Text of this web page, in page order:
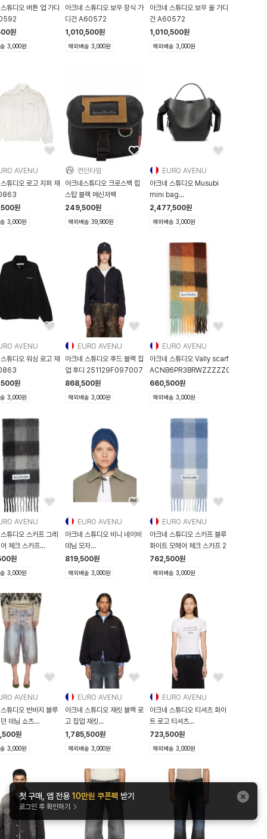
첫 구매, 앱 전용 10만원 쿠폰팩 받기
로그인 후 확인하기
튜디오 버튼 업 가디
원
3,000원
아크네 스튜디오 보우 장식 가
디건 A60572
1,010,500원
해외배송 3,000원
아크네 스튜디오 보우 울 가디
건 A60572
1,010,500원
해외배송 3,000원
AVENU
튜디오 로고 지퍼 재
원
3,000원
런던타임
아크네스튜디오 크로스백 립
스탑 블랙 메신저백
249,500원
해외배송 39,900원
EURO AVENU
아크네 스튜디오 Musubi
mini bag
ACNR4KCZBCKZZZZZ00
2,477,500원
해외배송 3,000원
AVENU
튜디오 워싱 로고 재
원
3,000원
EURO AVENU
아크네 스튜디오 후드 블랙 집
업 후디 251129F097007
868,500원
해외배송 3,000원
EURO AVENU
아크네 스튜디오 Vally scarf
ACNB6PR3BRWZZZZZ00
660,500원
해외배송 3,000원
AVENU
튜디오 스카프 그레
체크 스카프
원
3,000원
EURO AVENU
아크네 스튜디오 비니 네이비
데님 모자
252129F014002
819,500원
해외배송 3,000원
EURO AVENU
아크네 스튜디오 스카프 블루
화이트 모헤어 체크 스카프 2
762,500원
해외배송 3,000원
AVENU
튜디오 반바지 블루
데님 쇼츠
원
3,000원
EURO AVENU
아크네 스튜디오 재킷 블랙 로
고 집업 재킷
261129M180005
1,785,500원
해외배송 3,000원
EURO AVENU
아크네 스튜디오 티셔츠 화이
트 로고 티셔츠
261129F110002
723,500원
해외배송 3,000원